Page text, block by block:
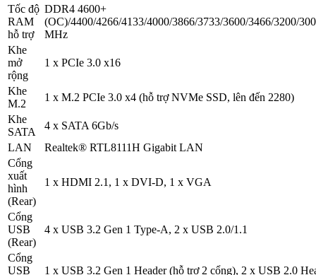
Tốc độ
RAM
hỗ trợ
DDR4 4600+
(OC)/4400/4266/4133/4000/3866/3733/3600/3466/3200/
MHz
Khe
mở
rộng
1 x PCIe 3.0 x16
Khe
M.2
1 x M.2 PCIe 3.0 x4 (hỗ trợ NVMe SSD, lên đến 2280)
Khe
SATA
4 x SATA 6Gb/s
LAN
Realtek® RTL8111H Gigabit LAN
Cổng
xuất
hình
(Rear)
1 x HDMI 2.1, 1 x DVI-D, 1 x VGA
Cổng
USB
(Rear)
4 x USB 3.2 Gen 1 Type-A, 2 x USB 2.0/1.1
Cổng
USB
1 x USB 3.2 Gen 1 Header (hỗ trợ 2 cổng), 2 x USB 2.0